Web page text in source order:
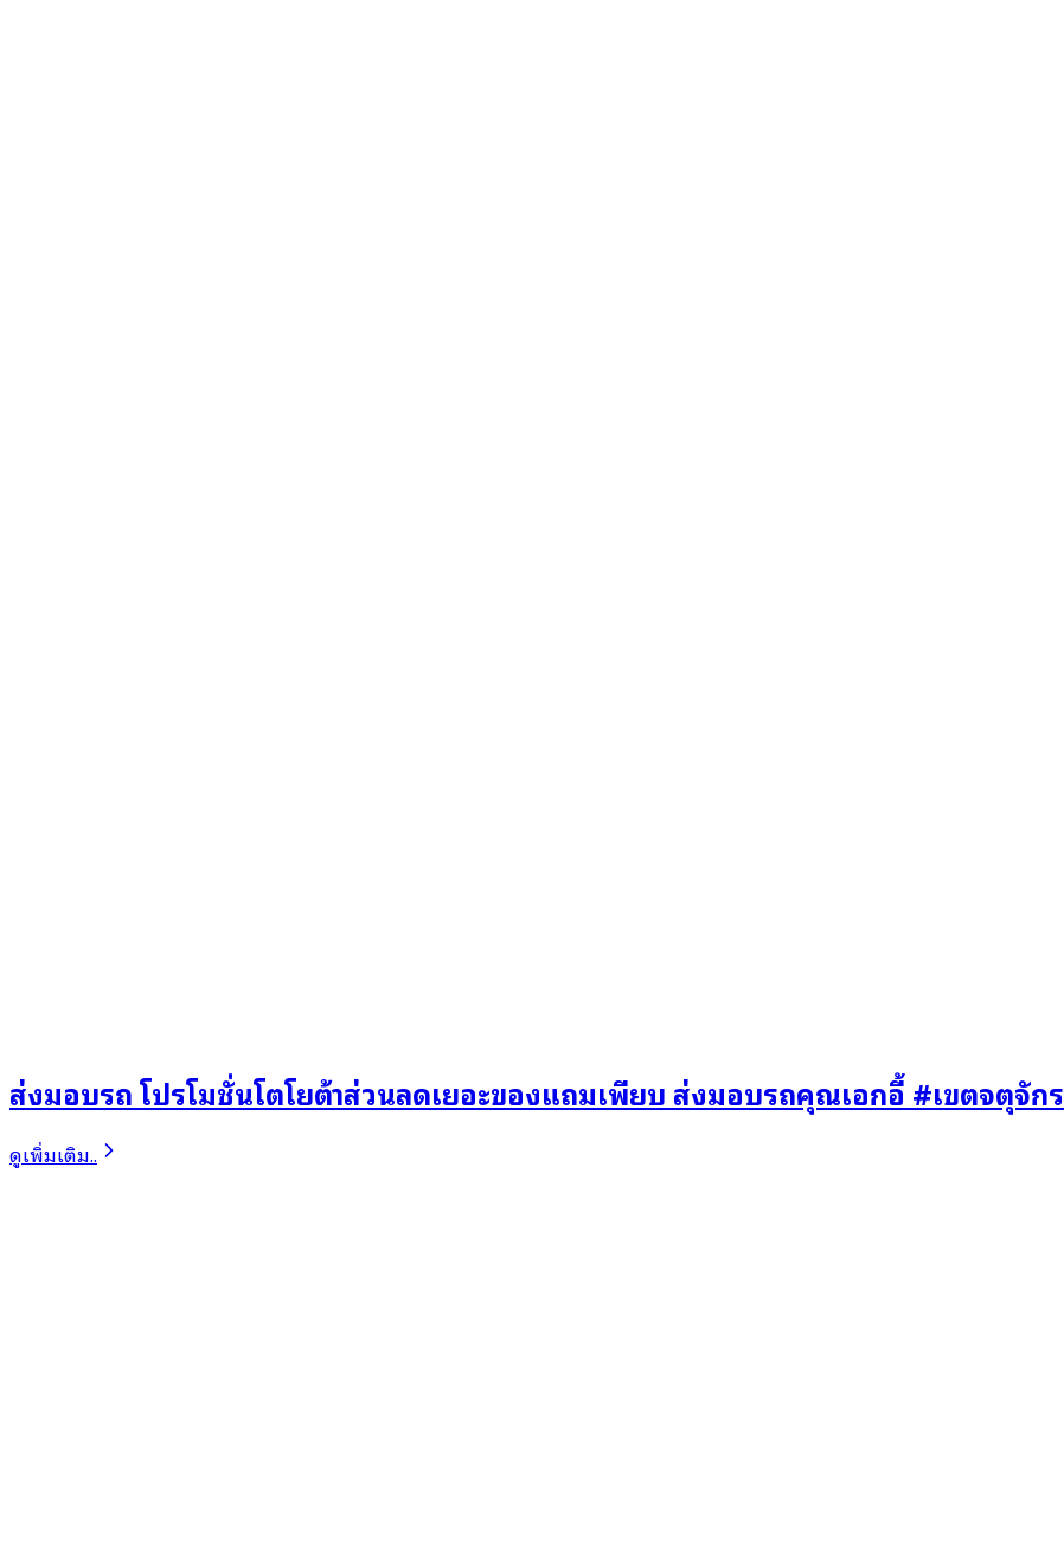
ส่งมอบรถ โปรโมชั่นโตโยต้าส่วนลดเยอะของแถมเพียบ ส่งมอบรถคุณเอกอี้ #เขตจตุจักร
ดูเพิ่มเติม..